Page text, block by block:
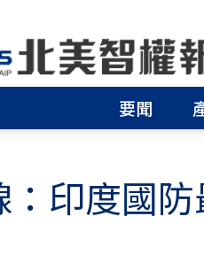
北
美
智
權
│
申
請
│
要聞
：印度國